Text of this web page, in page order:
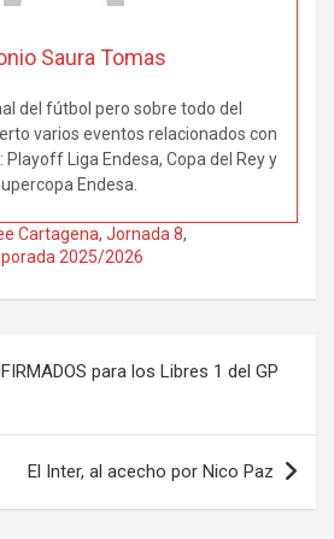
Saura Tomas
del fútbol pero sobre todo del
varios eventos relacionados con
Liga Endesa, Copa del Rey y
Endesa.
Cartagena, Jornada 8,
2025/2026
para los Libres 1 del GP
El Inter, al acecho por Nico Paz